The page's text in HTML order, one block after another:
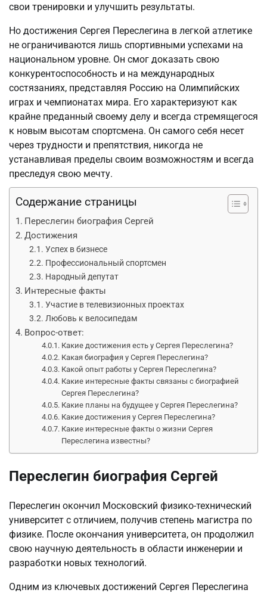
свои тренировки и улучшить результаты.
Но достижения Сергея Переслегина в легкой атлетике
не ограничиваются лишь спортивными успехами на
национальном уровне. Он смог доказать свою
конкурентоспособность и на международных
состязаниях, представляя Россию на Олимпийских
играх и чемпионатах мира. Его характеризуют как
крайне преданный своему делу и всегда стремящегося
к новым высотам спортсмена. Он самого себя несет
через трудности и препятствия, никогда не
устанавливая пределы своим возможностям и всегда
преследуя свою мечту.
Содержание страницы
Переслегин биография Сергей
Достижения
Успех в бизнесе
Профессиональный спортсмен
Народный депутат
Интересные факты
Участие в телевизионных проектах
Любовь к велосипедам
Вопрос-ответ:
Какие достижения есть у Сергея Переслегина?
Какая биография у Сергея Переслегина?
Какой опыт работы у Сергея Переслегина?
Какие интересные факты связаны с биографией
Сергея Переслегина?
Какие планы на будущее у Сергея Переслегина?
Какие достижения у Сергея Переслегина?
Какие интересные факты о жизни Сергея
Переслегина известны?
Переслегин биография Сергей
Переслегин окончил Московский физико-технический
университет с отличием, получив степень магистра по
физике. После окончания университета, он продолжил
свою научную деятельность в области инженерии и
разработки новых технологий.
Одним из ключевых достижений Сергея Переслегина